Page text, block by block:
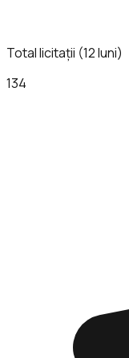
Total licitații (12 luni)
134